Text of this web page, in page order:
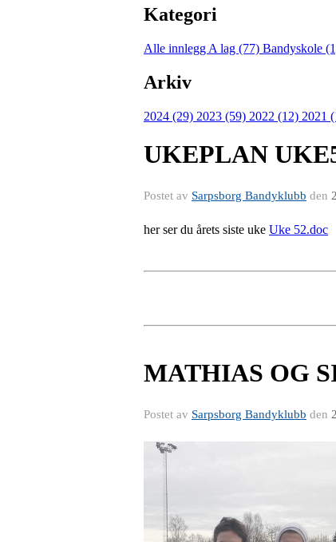
Kategori
Alle innlegg A lag (77) Bandyskole
Arkiv
2024 (29) 2023 (59) 2022 (12) 2021
UKEPLAN
Postet av Sarpsborg Bandyklubb den
her ser du årets siste uke Uke 52.doc
MATHIAS OG
Postet av Sarpsborg Bandyklubb den